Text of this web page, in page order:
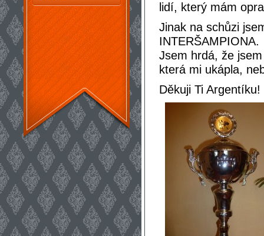
lidí, který mám
Jinak na schůzi
INTERŠAMPIONA.
Jsem hrdá, že
která mi ukápla,
Děkuji Ti Argentíku!